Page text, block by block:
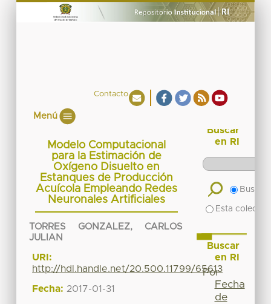
Contacto
Menú
Modelo Computacional
para la Estimación de
Oxígeno Disuelto en
Estanques de Producción
Acuícola Empleando Redes
Neuronales Artificiales
TORRES GONZALEZ, CARLOS
JULIAN
URI:
http://hdl.handle.net/20.500.11799/65613
Fecha: 2017-01-31
Buscar
en RI
Buscar
Esta
Buscar
en RI
Por
Fecha
de